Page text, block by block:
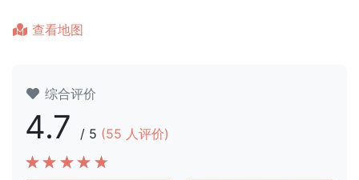
查看地图
综合评价
4.7 / 5 (55 人评价)